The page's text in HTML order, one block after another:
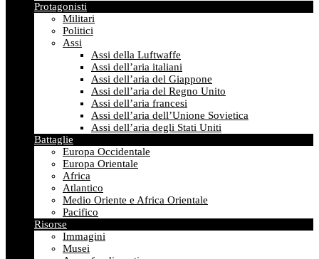
Protagonisti
Militari
Politici
Assi
Assi della Luftwaffe
Assi dell’aria italiani
Assi dell’aria del Giappone
Assi dell’aria del Regno Unito
Assi dell’aria francesi
Assi dell’aria dell’Unione Sovietica
Assi dell’aria degli Stati Uniti
Battaglie
Europa Occidentale
Europa Orientale
Africa
Atlantico
Medio Oriente e Africa Orientale
Pacifico
Risorse
Immagini
Musei